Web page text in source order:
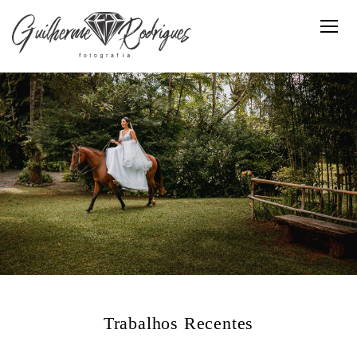
Trabalhos Recentes